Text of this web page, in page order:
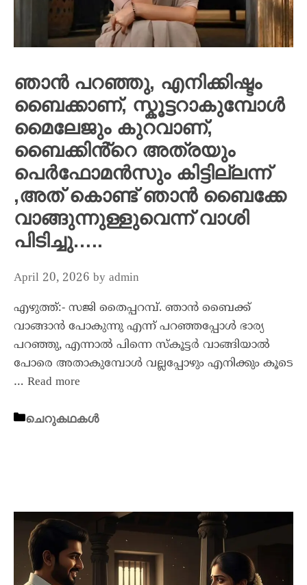
ഞാൻ പറഞ്ഞു, എനിക്കിഷ്ടം
ബൈക്കാണ്, സ്കൂട്ടറാകുമ്പോൾ
മൈലേജും കുറവാണ്,
ബൈക്കിൻ്റെ അത്രയും
പെർഫോമൻസും കിട്ടില്ലന്ന്
,അത് കൊണ്ട് ഞാൻ ബൈക്കേ
വാങ്ങുന്നുള്ളുവെന്ന് വാശി
പിടിച്ചു…..
April 20, 2026 by admin
എഴുത്ത്:- സജി തൈപ്പറമ്പ്. ഞാൻ ബൈക്ക്
വാങ്ങാൻ പോകുന്നു എന്ന് പറഞ്ഞപ്പോൾ ഭാര്യ
പറഞ്ഞു, എന്നാൽ പിന്നെ സ്കൂട്ടർ വാങ്ങിയാൽ
പോരെ അതാകുമ്പോൾ വല്ലപ്പോഴും എനിക്കും കൂടെ
… Read more
ചെറുകഥകൾ